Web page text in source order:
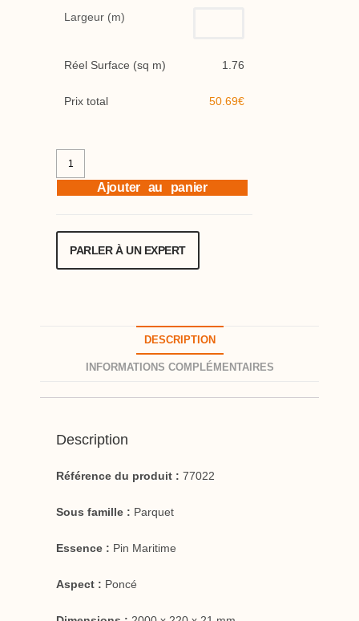
Largeur (m)
Réel Surface (sq m) 1.76
Prix total 50.69€
Ajouter au panier
PARLER À UN EXPERT
DESCRIPTION
INFORMATIONS COMPLÉMENTAIRES
Description
Référence du produit : 77022
Sous famille : Parquet
Essence : Pin Maritime
Aspect : Poncé